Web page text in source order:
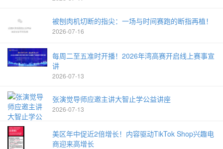
被刨肉机切断的指尖：一场与时间赛跑的断指再植！
2026-07-16
每周二至五准时开播！2026年湾高赛开启线上赛事宣
讲
2026-07-13
张演觉导师应邀主讲大智止学公益讲座
2026-07-13
美区年中促近2倍增长！内容驱动TikTok Shop兴趣电
商迎来高增长